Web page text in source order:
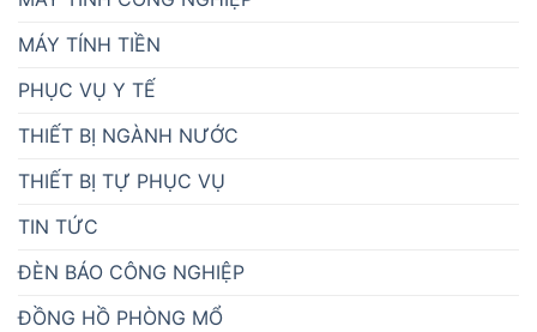
MÁY TÍNH TIỀN
PHỤC VỤ Y TẾ
THIẾT BỊ NGÀNH NƯỚC
THIẾT BỊ TỰ PHỤC VỤ
TIN TỨC
ĐÈN BÁO CÔNG NGHIỆP
ĐỒNG HỒ PHÒNG MỔ